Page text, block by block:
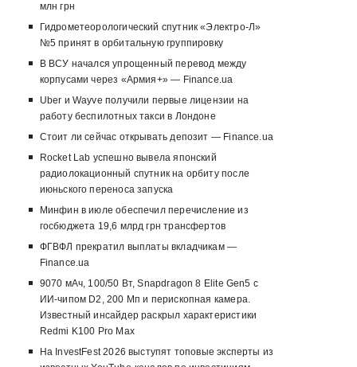
млн грн
Гидрометеорологический спутник «Электро-Л»
№5 принят в орбитальную группировку
В ВСУ начался упрощенный перевод между
корпусами через «Армия+» — Finance.ua
Uber и Wayve получили первые лицензии на
работу беспилотных такси в Лондоне
Стоит ли сейчас открывать депозит — Finance.ua
Rocket Lab успешно вывела японский
радиолокационный спутник на орбиту после
июньского переноса запуска
Минфин в июле обеспечил перечисление из
госбюджета 19,6 млрд грн трансфертов
ФГВФЛ прекратил выплаты вкладчикам —
Finance.ua
9070 мАч, 100/50 Вт, Snapdragon 8 Elite Gen5 с
ИИ-чипом D2, 200 Мп и перископная камера.
Известный инсайдер раскрыл характеристики
Redmi K100 Pro Max
На InvestFest 2026 выступят топовые эксперты из